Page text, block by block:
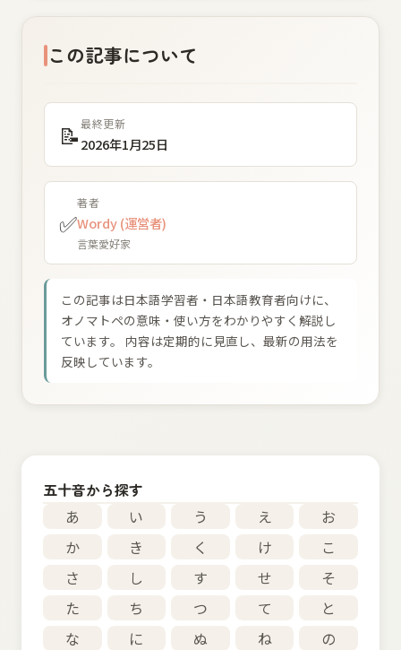
この記事について
📝最終更新
2026年1月25日
✅
著者
Wordy (運営者)
言葉愛好家
この記事は日本語学習者・日本語教育者向けに、
オノマトペの意味・使い方をわかりやすく解説し
ています。 内容は定期的に見直し、最新の用法を
反映しています。
五十音から探す
あ
い う え
お
か
き く け
こ
さ
し す せ
そ
た
ち つ て
と
な
に ぬ ね
の